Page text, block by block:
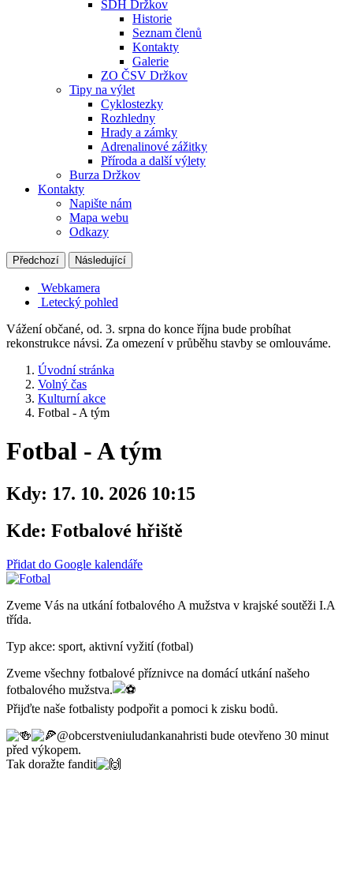
SDH Držkov
Historie
Seznam členů
Kontakty
Galerie
ZO ČSV Držkov
Tipy na výlet
Cyklostezky
Rozhledny
Hrady a zámky
Adrenalinové zážitky
Příroda a další výlety
Burza Držkov
Kontakty
Napište nám
Mapa webu
Odkazy
Předchozí Následující
Webkamera
Letecký pohled
Vážení občané, od. 3. srpna do konce října bude probíhat
rekonstrukce návsi. Za omezení v průběhu stavby se omlouváme.
Úvodní stránka
Volný čas
Kulturní akce
Fotbal - A tým
Fotbal - A tým
Kdy: 17. 10. 2026 10:15
Kde: Fotbalové hřiště
Přidat do Google kalendáře
Zveme Vás na utkání fotbalového A mužstva v krajské soutěži I.A
třída.
Typ akce: sport, aktivní vyžití (fotbal)
Zveme všechny fotbalové příznivce na domácí utkání našeho
fotbalového mužstva.
Přijďte naše fotbalisty podpořit a pomoci k zisku bodů.
@obcerstveniuludankanahristi bude otevřeno 30 minut
před výkopem.
Tak doražte fandit